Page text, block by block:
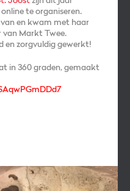
te organiseren.
van en kwam met haar
van Markt Twee.
en zorgvuldig gewerkt!
in 360 graden, gemaakt